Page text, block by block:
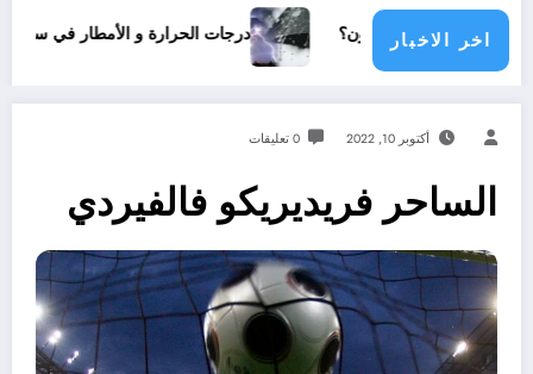
اخر الاخبار
يناشدون؟ درجات الحرارة و الأمطار في سبتمبر 2026 في الجزائر
أكتوبر 10, 2022 0 تعليقات
الساحر فريديريكو فالفيردي